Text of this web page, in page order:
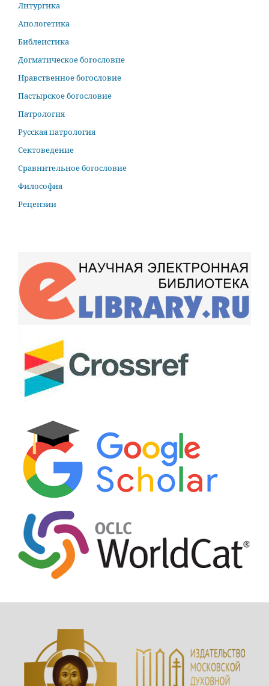
Литургика
Апологетика
Библеистика
Догматическое богословие
Нравственное богословие
Пастырское богословие
Патрология
Русская патрология
Сектоведение
Сравнительное богословие
Философия
Рецензии